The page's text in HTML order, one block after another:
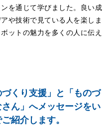
を通じて学びました。良い成
や技術で見ている人を楽しま
ットの魅力を多くの人に伝え
くり支援」と「ものづ
ん」へメッセージをい
紹介します。